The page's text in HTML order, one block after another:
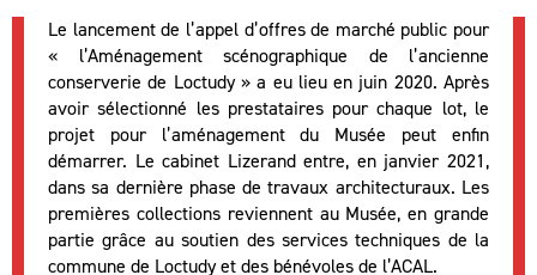
Le lancement de l’appel d’offres de marché public pour
« l’Aménagement scénographique de l’ancienne
conserverie de Loctudy » a eu lieu en juin 2020. Après
avoir sélectionné les prestataires pour chaque lot, le
projet pour l’aménagement du Musée peut enfin
démarrer. Le cabinet Lizerand entre, en janvier 2021,
dans sa dernière phase de travaux architecturaux. Les
premières collections reviennent au Musée, en grande
partie grâce au soutien des services techniques de la